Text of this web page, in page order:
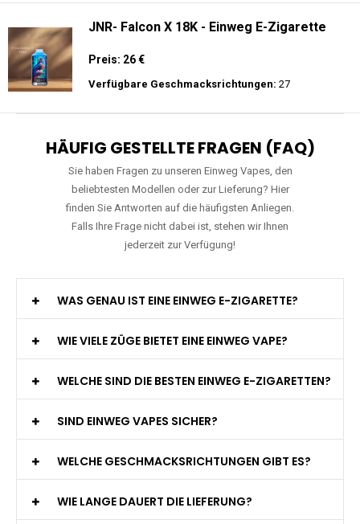
JNR- Falcon X 18K - Einweg E-Zigarette
Preis: 26 €
Verfügbare Geschmacksrichtungen: 27
HÄUFIG GESTELLTE FRAGEN (FAQ)
Sie haben Fragen zu unseren Einweg Vapes, den
beliebtesten Modellen oder zur Lieferung? Hier
finden Sie Antworten auf die häufigsten Anliegen.
Falls Ihre Frage nicht dabei ist, stehen wir Ihnen
jederzeit zur Verfügung!
WAS GENAU IST EINE EINWEG E-ZIGARETTE?
WIE VIELE ZÜGE BIETET EINE EINWEG VAPE?
WELCHE SIND DIE BESTEN EINWEG E-ZIGARETTEN?
SIND EINWEG VAPES SICHER?
WELCHE GESCHMACKSRICHTUNGEN GIBT ES?
WIE LANGE DAUERT DIE LIEFERUNG?